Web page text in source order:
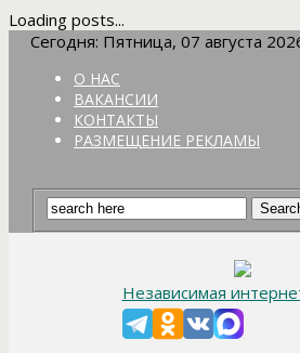
Loading posts...
Сегодня: Пятница, 07 августа
О НАС
ВАКАНСИИ
КОНТАКТЫ
РАЗМЕЩЕНИЕ РЕКЛАМЫ
Независимая